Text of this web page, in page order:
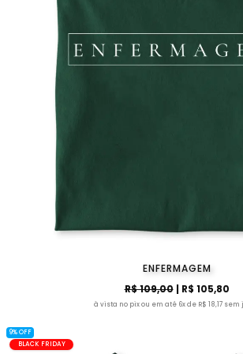
ENFERMAGEM
R$ 109,00| R$ 105,80
à vista no pix ou em até 6x de R$ 18,17 sem
BLACK FRIDAY
9% OFF